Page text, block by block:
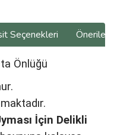
Seçenekleri
Önlüğü
İçin Delikli